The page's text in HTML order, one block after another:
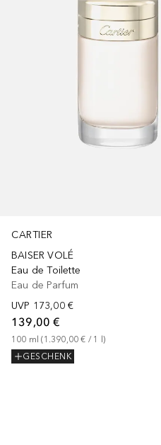
CARTIER
BAISER VOLÉ
Eau de Toilette
Eau de Parfum
UVP 173,00 €
139,00 €
100 ml (1.390,00 € / 1
)
GESCHENK